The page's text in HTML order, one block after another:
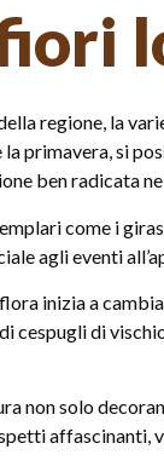
regione, la
primavera, si
ben radicata
come i
agli eventi
inizia a
cespugli di
non solo
affascinanti,